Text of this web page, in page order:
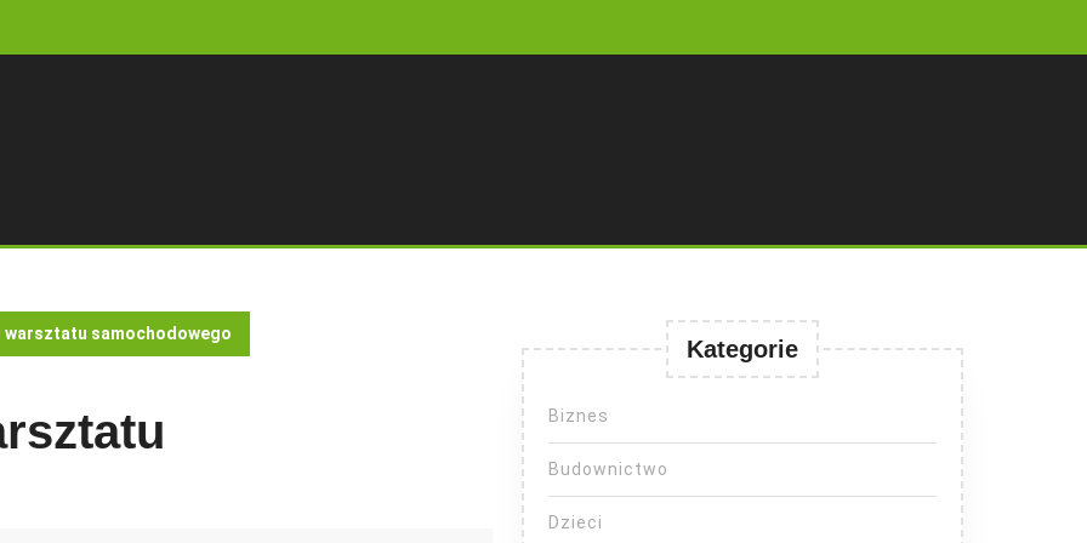
warsztatu samochodowego
Kategorie
Biznes
Budownictwo
Dzieci